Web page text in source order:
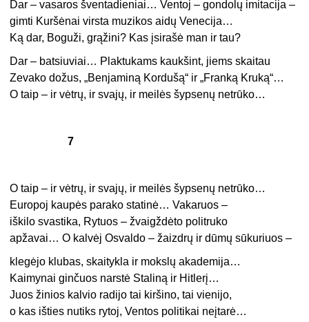
Dar – vasaros šventadieniai… Ventoj – gondolų imitacija –
gimti Kuršėnai virsta muzikos aidų Venecija…
Ką dar, Boguži, grąžini? Kas įsirašė man ir tau?
Dar – batsiuviai… Plaktukams kaukšint, jiems skaitau
Zevako dožus, „Benjaminą Kordušą“ ir „Franką Kruką“…
O taip – ir vėtrų, ir svajų, ir meilės šypsenų netrūko…
7
O taip – ir vėtrų, ir svajų, ir meilės šypsenų netrūko…
Europoj kaupės parako statinė… Vakaruos –
iškilo svastika, Rytuos – žvaigždėto politruko
apžavai… O kalvėj Osvaldo – žaizdrų ir dūmų sūkuriuos –
klegėjo klubas, skaitykla ir mokslų akademija…
Kaimynai ginčuos narstė Staliną ir Hitlerį…
Juos žinios kalvio radijo tai kiršino, tai vienijo,
o kas išties nutiks rytoj, Ventos politikai neįtarė…